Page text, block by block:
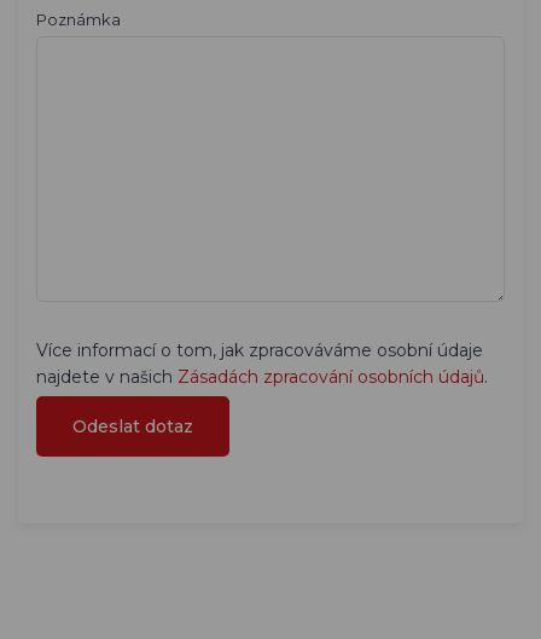
Poznámka
Více informací o tom, jak zpracováváme osobní údaje
najdete v našich Zásadách zpracování osobních údajů.